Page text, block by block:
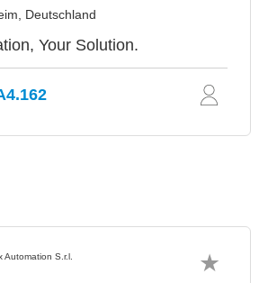
Deutschland
Your Solution.